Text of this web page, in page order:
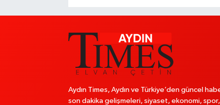
Aydın Times, Aydın ve Türkiye’den güncel
son dakika gelişmeleri, siyaset, ekonomi, spor,